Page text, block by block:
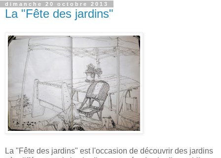
dimanche 20 octobre 2013
La "Fête des jardins"
La "Fête des jardins" est l'occasion de découvrir des jardins